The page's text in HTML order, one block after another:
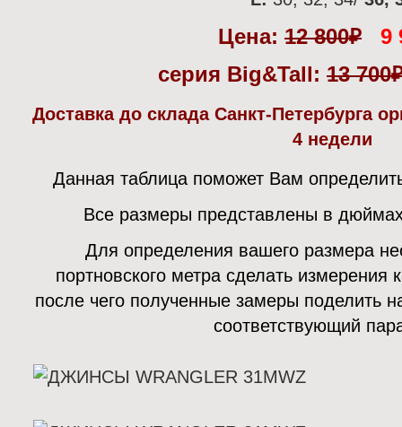
Цена: 12 800₽
9
серия Big&Tall: 13 700
Доставка до склада Санкт-Петербурга
4 недели
Данная таблица поможет Вам
Все размеры представлены в
Для определения вашего размера
портновского метра сделать измерения
после чего полученные замеры поделить
соответствующий